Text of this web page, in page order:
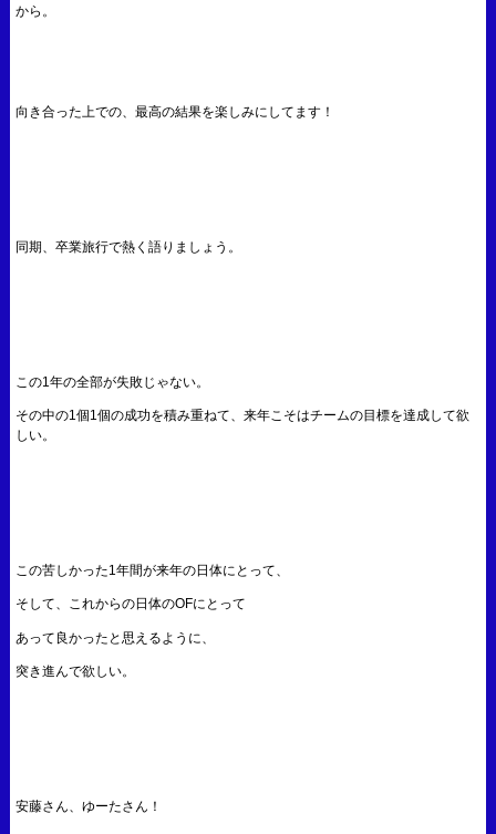
から。
向き合った上での、最高の結果を楽しみにしてます！
同期、卒業旅行で熱く語りましょう。
この1年の全部が失敗じゃない。
その中の1個1個の成功を積み重ねて、来年こそはチームの目標を達成して欲
しい。
この苦しかった1年間が来年の日体にとって、
そして、これからの日体のOFにとって
あって良かったと思えるように、
突き進んで欲しい。
安藤さん、ゆーたさん！